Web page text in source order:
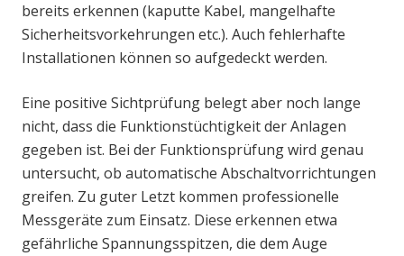
bereits erkennen (kaputte Kabel, mangelhafte
Sicherheitsvorkehrungen etc.). Auch fehlerhafte
Installationen können so aufgedeckt werden.
Eine positive Sichtprüfung belegt aber noch lange
nicht, dass die Funktionstüchtigkeit der Anlagen
gegeben ist. Bei der Funktionsprüfung wird genau
untersucht, ob automatische Abschaltvorrichtungen
greifen. Zu guter Letzt kommen professionelle
Messgeräte zum Einsatz. Diese erkennen etwa
gefährliche Spannungsspitzen, die dem Auge